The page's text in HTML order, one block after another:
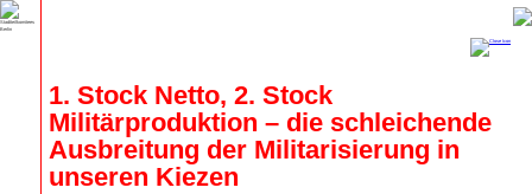
1. Stock Netto, 2. Stock
Militärproduktion – die schleichende
Ausbreitung der Militarisierung in
unseren Kiezen